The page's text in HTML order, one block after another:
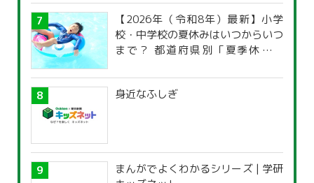
【2026年（令和8年）最新】小学
校・中学校の夏休みはいつからいつ
まで？ 都道府県別「夏季休暇一
身近なふしぎ
まんがでよくわかるシリーズ | 学研